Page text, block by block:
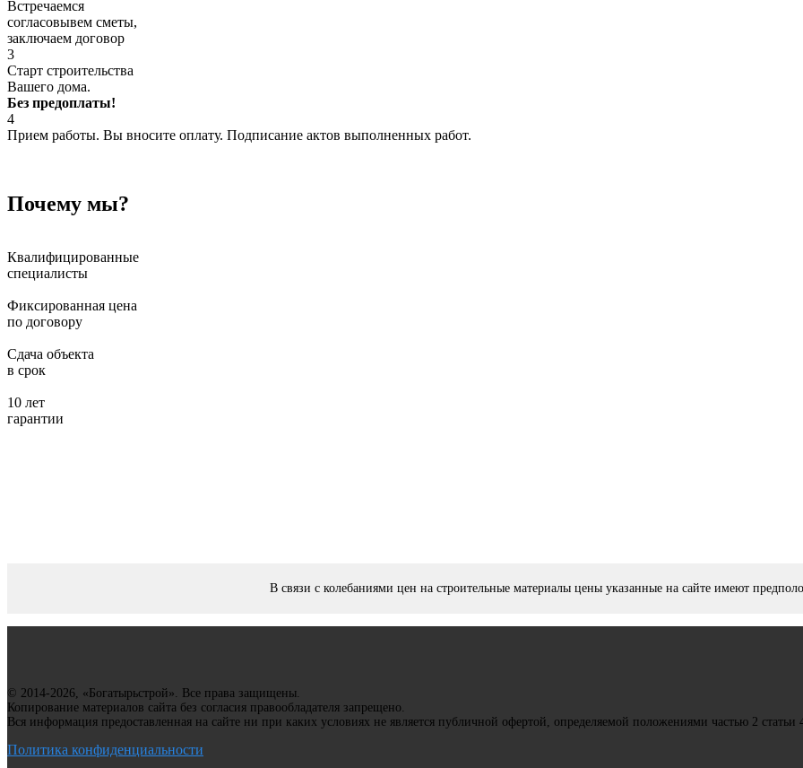
Встречаемся
согласовывем сметы,
заключаем договор
3
Старт строительства
Вашего дома.
Без предоплаты!
4
Прием работы. Вы вносите оплату. Подписание актов выполненных работ.
Почему мы?
Квалифицированные
специалисты
Фиксированная цена
по договору
Сдача объекта
в срок
10 лет
гарантии
В связи с колебаниями цен на строительные материалы цены указанные на сайте имеют
© 2014-2026, «Богатырьстрой». Все права защищены.
Копирование материалов сайта без согласия правообладателя запрещено.
Вся информация предоставленная на сайте ни при каких условиях не является публичной офертой, определяемой положениями частью 2 статьи
Политика конфиденциальности